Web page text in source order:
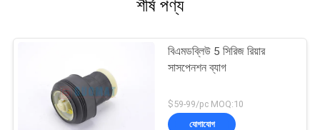
শীর্ষ পণ্য
বিএমডব্লিউ 5 সিরিজ রিয়ার
সাসপেনশন ব্যাগ
$59-99/pc MOQ:10
যোগাযোগ